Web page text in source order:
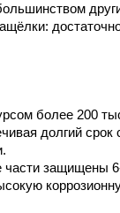
более 200
долгий
части защищены